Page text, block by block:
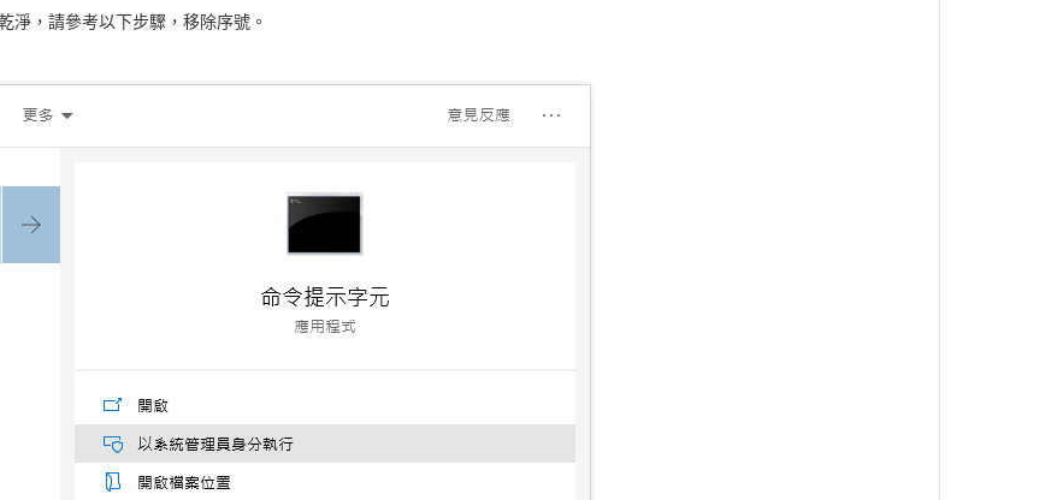
淨，請參考以下步驟，移除序號。